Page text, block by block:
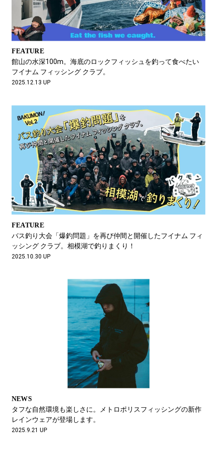
FEATURE
館山の水深100m。海底のロックフィッシュを釣って食べたい
フイナム フィッシング クラブ。
2025.12.13 UP
FEATURE
バス釣り大会「爆釣問題」を再び仲間と開催したフイナム フィ
ッシング クラブ。相模湖で釣りまくり！
2025.10.30 UP
NEWS
タフな自然環境も楽しさに。メトロポリスフィッシングの新作
レインウェアが登場します。
2025.9.21 UP